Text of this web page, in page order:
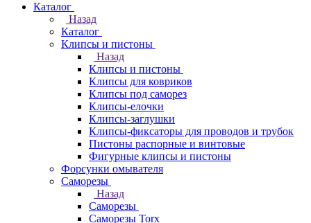
Каталог
Назад
Каталог
Клипсы и пистоны
Назад
Клипсы и пистоны
Клипсы для ковриков
Клипсы под саморез
Клипсы-елочки
Клипсы-заглушки
Клипсы-фиксаторы для проводов и трубок
Пистоны распорные и винтовые
Фигурные клипсы и пистоны
Форсунки омывателя
Саморезы
Назад
Саморезы
Саморезы Torx